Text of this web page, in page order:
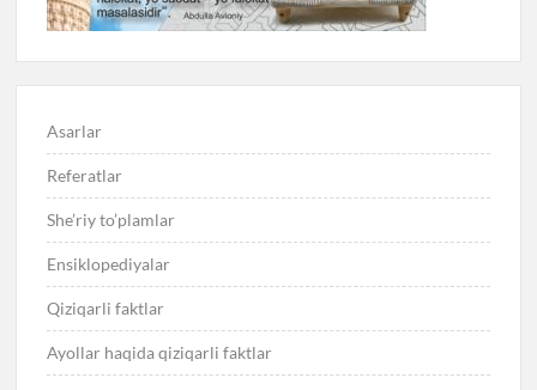
Asarlar
Referatlar
She’riy to’plamlar
Ensiklopediyalar
Qiziqarli faktlar
Ayollar haqida qiziqarli faktlar